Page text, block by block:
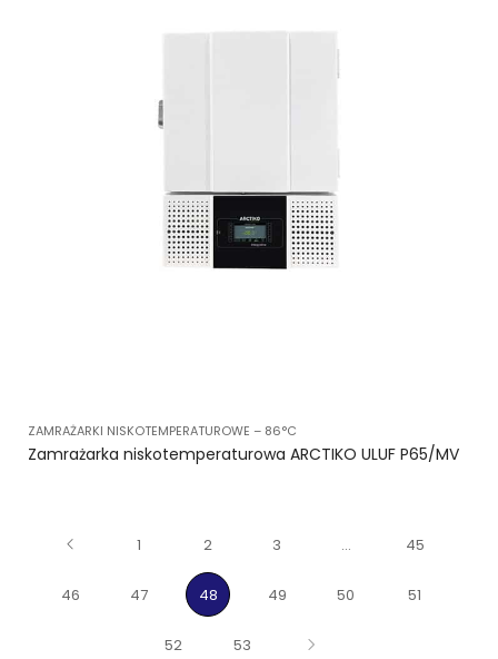
ZAMRAŻARKI NISKOTEMPERATUROWE – 86°C
Zamrażarka niskotemperaturowa ARCTIKO ULUF P65/MV
1 2 3 … 45
46 47 48 49 50 51
52 53